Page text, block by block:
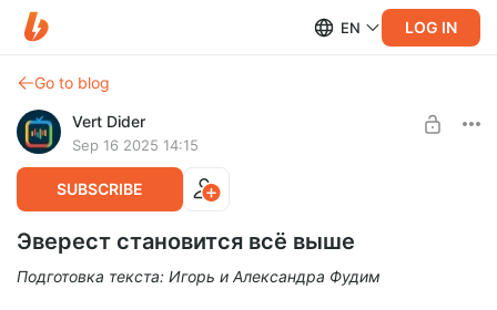
EN LOG IN
Go to blog
Vert Dider
Sep 16 2025 14:15
SUBSCRIBE
Эверест становится всё выше
Подготовка текста: Игорь и Александра Фудим